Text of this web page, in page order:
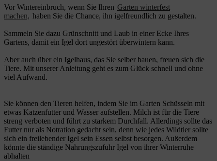
Vor Wintereinbruch, wenn Sie Ihren Garten winterfest
machen, haben Sie die Chance, ihn igelfreundlich zu gestalten.
Sammeln Sie dazu Grünschnitt und Laub in einer Ecke Ihres
Gartens, damit ein Igel dort ungestört überwintern kann.
Aber auch über ein Igelhaus, das Sie selber bauen, freuen sich die
Tiere. Mit unserer Anleitung geht es zum Glück schnell und ohne
viel Aufwand.
Sie können den Tieren helfen, indem Sie im Garten Schüsseln mit
etwas Katzenfutter und Wasser aufstellen. Milch ist für die Tiere
streng verboten und führt zu starkem Durchfall. Allerdings sollte das
Futter nur als Notration gedacht sein, denn wie jedes Wildtier sollte
sich ein freilebender Igel sein Essen selbst besorgen. Außerdem
könnte die ständige Nahrungszufuhr Igel von ihrer Winterruhe
abhalten